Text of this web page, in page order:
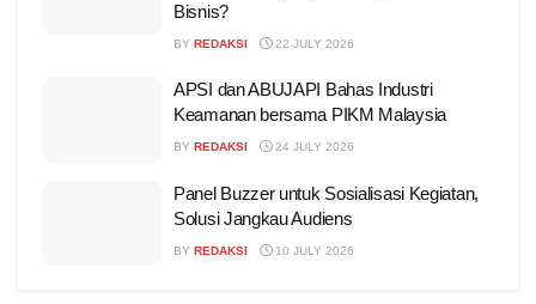
Bisnis?
BY REDAKSI 22 JULY 2026
APSI dan ABUJAPI Bahas Industri
Keamanan bersama PIKM Malaysia
BY REDAKSI 24 JULY 2026
Panel Buzzer untuk Sosialisasi Kegiatan,
Solusi Jangkau Audiens
BY REDAKSI 10 JULY 2026